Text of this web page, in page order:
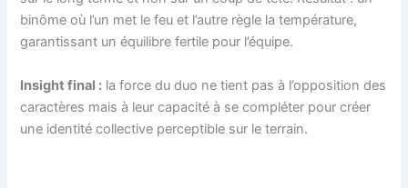
binôme où l’un met le feu et l’autre règle la température,
garantissant un équilibre fertile pour l’équipe.
Insight final : la force du duo ne tient pas à l’opposition des
caractères mais à leur capacité à se compléter pour créer
une identité collective perceptible sur le terrain.